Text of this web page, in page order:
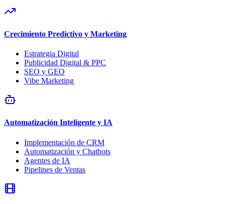
Crecimiento Predictivo y Marketing
Estrategia Digital
Publicidad Digital & PPC
SEO y GEO
Vibe Marketing
Automatización Inteligente y IA
Implementación de CRM
Automatización y Chatbots
Agentes de IA
Pipelines de Ventas